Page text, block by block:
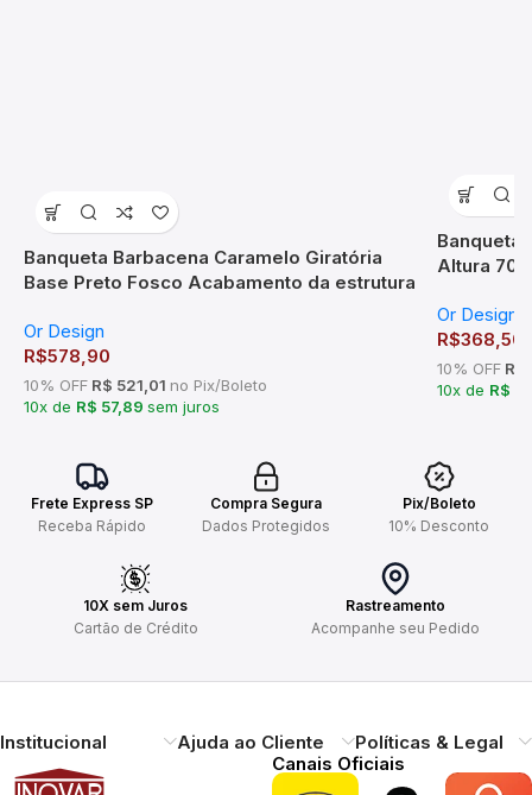
Banqueta Barbacena Caramelo Giratória
Base Preto Fosco Acabamento da estrutura
Or Design
R$578,90
10% OFF R$ 521,01 no Pix/Boleto
10x de R$ 57,89 sem juros
Banqueta
Altura
Or Design
R$368,50
10% OFF R$
10x de R$
Frete Express SP
Receba Rápido
Compra Segura
Dados Protegidos
Pix/Boleto
10% Desconto
10X sem Juros
Cartão de Crédito
Rastreamento
Acompanhe seu Pedido
Institucional Ajuda ao Cliente Políticas & Legal
Canais Oficiais